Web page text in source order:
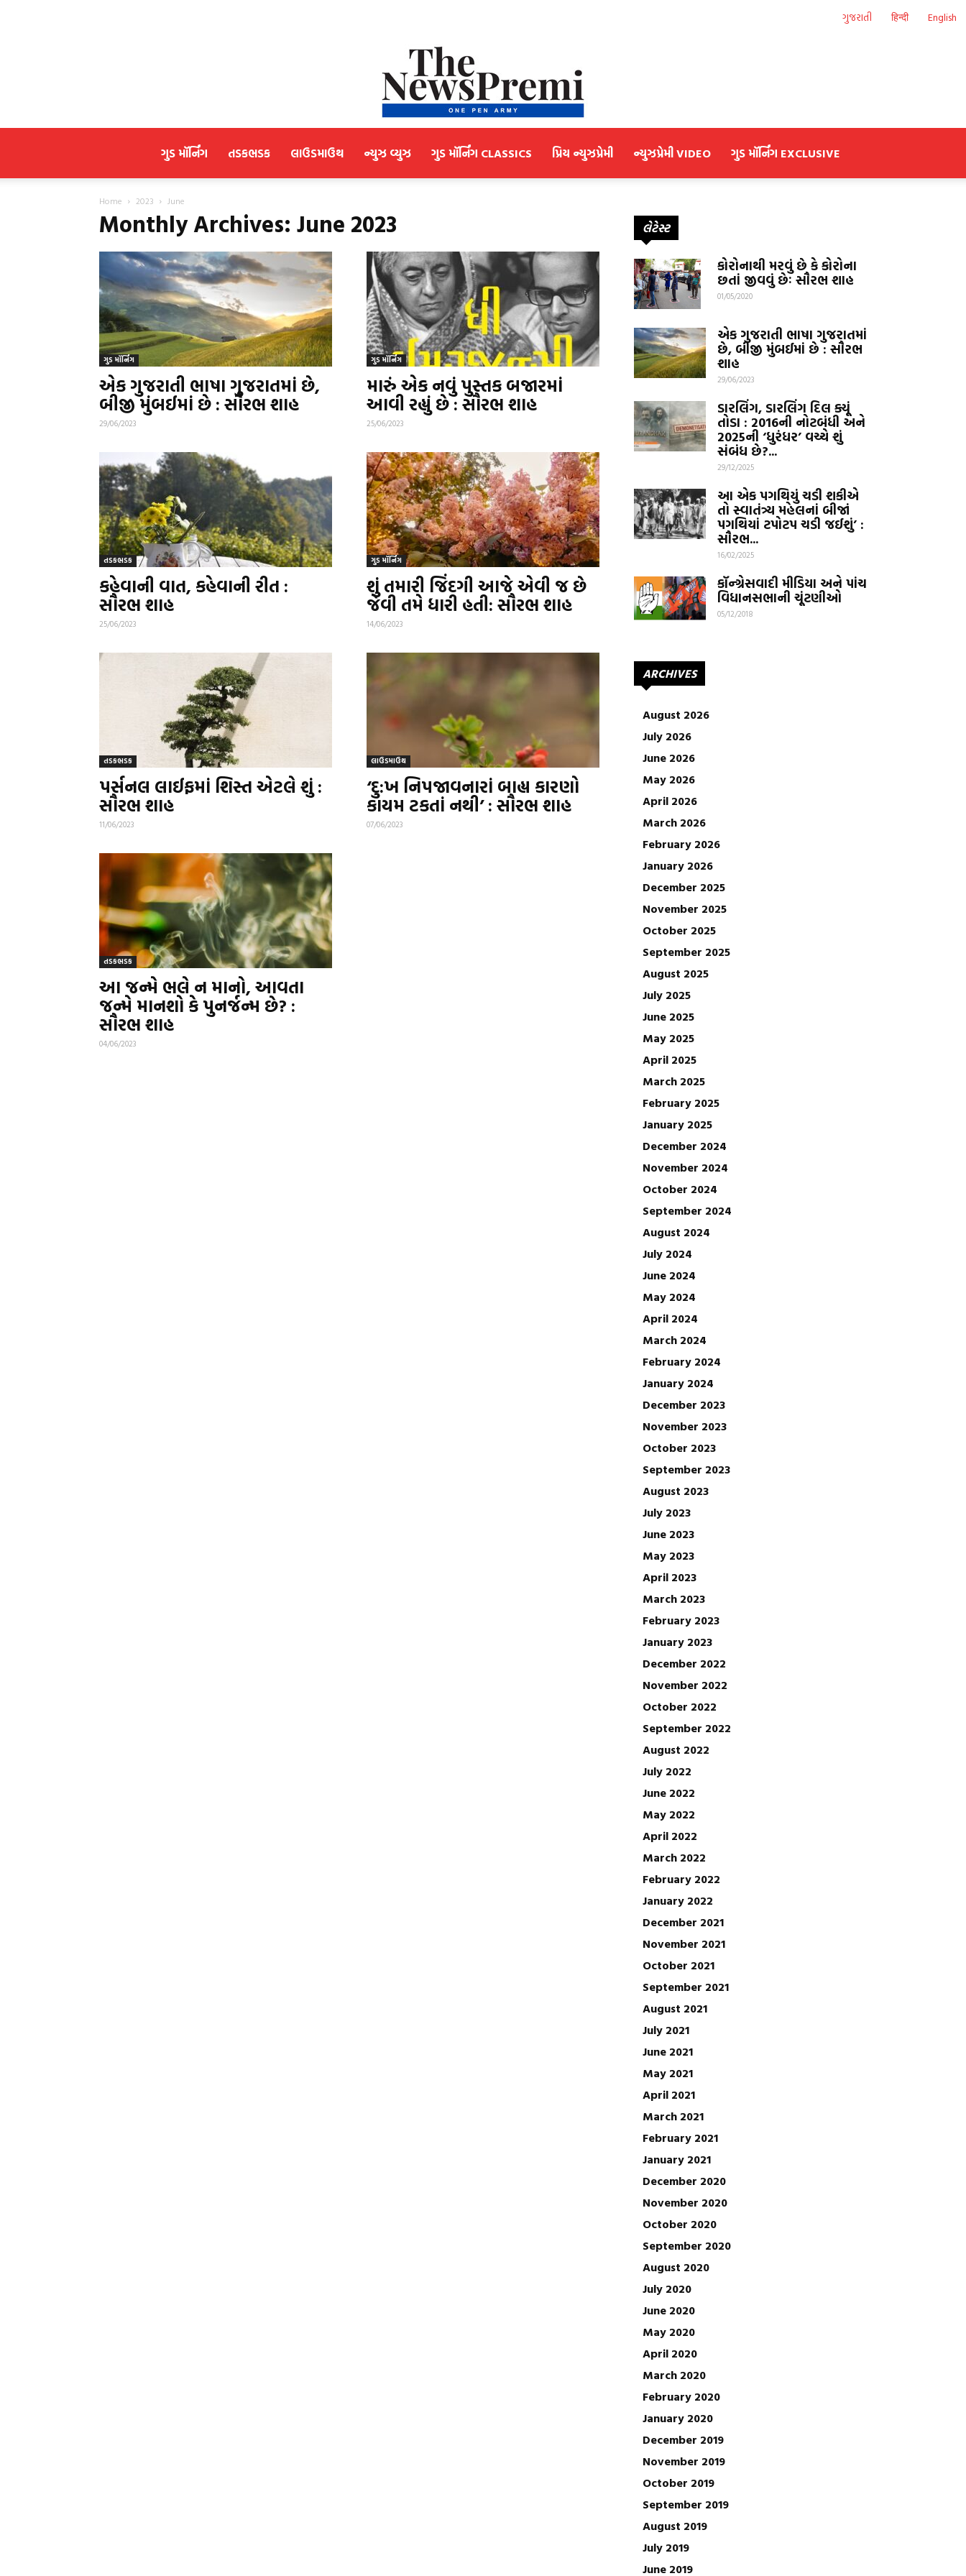
ગુજરાતી हिन्दी English
Gujarati
ગુડ મૉર્નિંગ તડકભડક લાઉડમાઉથ ન્યુઝ વ્યુઝ ગુડ મૉર્નિંગ CLASSICS પ્રિય ન્યુઝપ્રેમી ન્યુઝપ્રેમી VIDEO ગુડ મૉર્નિંગ EXCLUSIVE
Home 2023 June
Monthly Archives: June 2023
ગુડ મૉર્નિંગ
એક ગુજરાતી ભાષા ગુજરાતમાં છે,
બીજી મુંબઈમાં છે : સૌરભ શાહ
29/06/2023
ગુડ મૉર્નિંગ
મારું એક નવું પુસ્તક બજારમાં
આવી રહ્યું છે : સૌરભ શાહ
25/06/2023
તડકભડક
કહેવાની વાત, કહેવાની રીત :
સૌરભ શાહ
25/06/2023
ગુડ મૉર્નિંગ
શું તમારી જિંદગી આજે એવી જ છે
જેવી તમે ધારી હતી: સૌરભ શાહ
14/06/2023
તડકભડક
પર્સનલ લાઈફમાં શિસ્ત એટલે શું :
સૌરભ શાહ
11/06/2023
લાઉડમાઉથ
‘દુ:ખ નિપજાવનારાં બાહ્ય કારણો
કાયમ ટકતાં નથી’ : સૌરભ શાહ
07/06/2023
તડકભડક
આ જન્મે ભલે ન માનો, આવતા
જન્મે માનશો કે પુનર્જન્મ છે? :
સૌરભ શાહ
04/06/2023
લેટેસ્ટ
કોરોનાથી મરવું છે કે કોરોના
છતાં જીવવું છેઃ સૌરભ શાહ
01/05/2020
એક ગુજરાતી ભાષા ગુજરાતમાં
છે, બીજી મુંબઈમાં છે : સૌરભ
શાહ
29/06/2023
ડારલિંગ, ડારલિંગ દિલ ક્યૂં
તોડા : 2016ની નોટબંધી અને
2025ની ‘ધુરંધર’ વચ્ચે શું
સંબંધ છે?...
29/12/2025
આ એક પગથિયું ચડી શકીએ
તો સ્વાતંત્ર્ય મહેલનાં બીજાં
પગથિયાં ટપોટપ ચડી જઈશું’ :
સૌરભ...
16/02/2025
કૉન્ગ્રેસવાદી મીડિયા અને પાંચ
વિધાનસભાની ચૂંટણીઓ
05/12/2018
ARCHIVES
August 2026
July 2026
June 2026
May 2026
April 2026
March 2026
February 2026
January 2026
December 2025
November 2025
October 2025
September 2025
August 2025
July 2025
June 2025
May 2025
April 2025
March 2025
February 2025
January 2025
December 2024
November 2024
October 2024
September 2024
August 2024
July 2024
June 2024
May 2024
April 2024
March 2024
February 2024
January 2024
December 2023
November 2023
October 2023
September 2023
August 2023
July 2023
June 2023
May 2023
April 2023
March 2023
February 2023
January 2023
December 2022
November 2022
October 2022
September 2022
August 2022
July 2022
June 2022
May 2022
April 2022
March 2022
February 2022
January 2022
December 2021
November 2021
October 2021
September 2021
August 2021
July 2021
June 2021
May 2021
April 2021
March 2021
February 2021
January 2021
December 2020
November 2020
October 2020
September 2020
August 2020
July 2020
June 2020
May 2020
April 2020
March 2020
February 2020
January 2020
December 2019
November 2019
October 2019
September 2019
August 2019
July 2019
June 2019